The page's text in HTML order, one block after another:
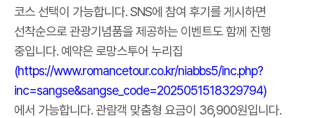
코스 선택이 가능합니다. SNS에 참여 후기를 게시하면
선착순으로 관광기념품을 제공하는 이벤트도 함께 진행
중입니다. 예약은 로망스투어 누리집
(https://www.romancetour.co.kr/niabbs5/inc.php?
inc=sangse&sangse_code=2025051518329794)
에서 가능합니다. 관람객 맞춤형 요금이 36,900원입니다.